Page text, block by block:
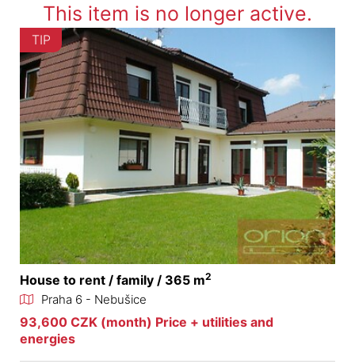
This item is no longer active.
TIP
House to rent / family / 365 m2
Praha 6 - Nebušice
93,600 CZK (month) Price + utilities and
energies